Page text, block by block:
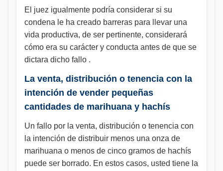
El juez igualmente podría considerar si su
condena le ha creado barreras para llevar una
vida productiva, de ser pertinente, considerará
cómo era su carácter y conducta antes de que se
dictara dicho fallo .
La venta, distribución o tenencia con la
intención de vender pequeñas
cantidades de marihuana y hachís
Un fallo por la venta, distribución o tenencia con
la intención de distribuir menos una onza de
marihuana o menos de cinco gramos de hachís
puede ser borrado. En estos casos, usted tiene la